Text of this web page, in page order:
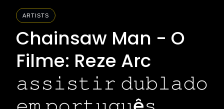
ARTISTS
Chainsaw Man - O
Filme: Reze Arc
𝚊𝚜𝚜𝚒𝚜𝚝𝚒𝚛 𝚍𝚞𝚋𝚕𝚊𝚍𝚘